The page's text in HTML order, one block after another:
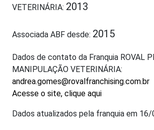
VETERINÁRIA: 2013
Associada ABF desde: 2015
Dados de contato da Franquia ROVAL
MANIPULAÇÃO VETERINÁRIA:
andrea.gomes@rovalfranchising.com.br
Acesse o site, clique aqui
Dados atualizados pela franquia em